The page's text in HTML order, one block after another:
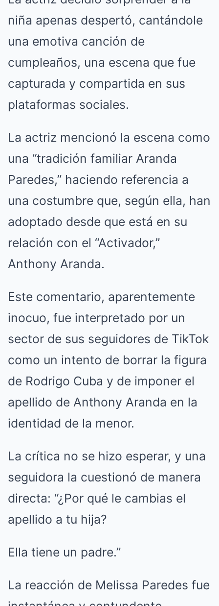
niña apenas despertó, cantándole
una emotiva canción de
cumpleaños, una escena que fue
capturada y compartida en sus
plataformas sociales.
La actriz mencionó la escena como
una “tradición familiar Aranda
Paredes,” haciendo referencia a
una costumbre que, según ella, han
adoptado desde que está en su
relación con el “Activador,”
Anthony Aranda.
Este comentario, aparentemente
inocuo, fue interpretado por un
sector de sus seguidores de TikTok
como un intento de borrar la figura
de Rodrigo Cuba y de imponer el
apellido de Anthony Aranda en la
identidad de la menor.
La crítica no se hizo esperar, y una
seguidora la cuestionó de manera
directa: “¿Por qué le cambias el
apellido a tu hija?
Ella tiene un padre.”
La reacción de Melissa Paredes fue